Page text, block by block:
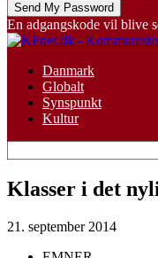
En adgangskode vil blive
Danmark
Globalt
Synspunkt
Kultur
Klasser i det
21. september 2014